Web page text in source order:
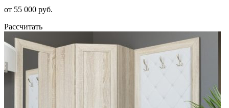
от 55 000 руб.
Рассчитать